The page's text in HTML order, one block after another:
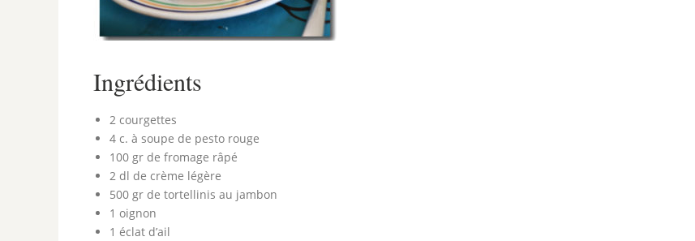
Ingrédients
2 courgettes
4 c. à soupe de pesto rouge
100 gr de fromage râpé
2 dl de crème légère
500 gr de tortellinis au jambon
1 oignon
1 éclat d’ail